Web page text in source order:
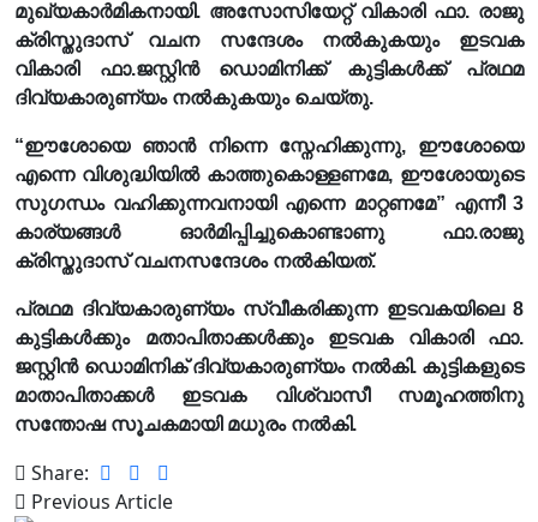
മുഖ്യകാർമികനായി. അസോസിയേറ്റ് വികാരി ഫാ. രാജു
ക്രിസ്തുദാസ് വചന സന്ദേശം നൽകുകയും ഇടവക
വികാരി ഫാ.ജസ്റ്റിൻ ഡൊമിനിക്ക്‌ കുട്ടികൾക്ക്‌ പ്രഥമ
ദിവ്യകാരുണ്യം നൽകുകയും ചെയ്തു.
“ഈശോയെ ഞാൻ നിന്നെ സ്നേഹിക്കുന്നു, ഈശോയെ
എന്നെ വിശുദ്ധിയിൽ കാത്തുകൊള്ളണമേ, ഈശോയുടെ
സുഗന്ധം വഹിക്കുന്നവനായി എന്നെ മാറ്റണമേ” എന്നീ 3
കാര്യങ്ങൾ ഓർമിപ്പിച്ചുകൊണ്ടാണു ഫാ.രാജു
ക്രിസ്തുദാസ് വചനസന്ദേശം നൽകിയത്‌.
പ്രഥമ ദിവ്യകാരുണ്യം സ്വീകരിക്കുന്ന ഇടവകയിലെ 8
കുട്ടികൾക്കും മതാപിതാക്കൾക്കും ഇടവക വികാരി ഫാ.
ജസ്റ്റിൻ ഡൊമിനിക് ദിവ്യകാരുണ്യം നൽകി. കുട്ടികളുടെ
മാതാപിതാക്കൾ ഇടവക വിശ്വാസീ സമൂഹത്തിനു
സന്തോഷ സൂചകമായി മധുരം നൽകി.
Share:
Previous Article